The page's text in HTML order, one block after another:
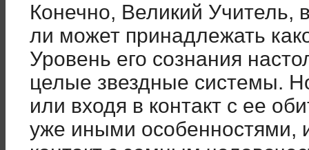
Конечно, Великий Учитель,
ли может принадлежать
Уровень его сознания
целые звездные системы.
или входя в контакт с ее
уже иными особенностями,